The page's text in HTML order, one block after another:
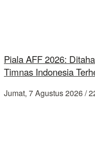
Piala AFF 2026:
Timnas Indonesia
Jumat, 7 Agustus 2026 /